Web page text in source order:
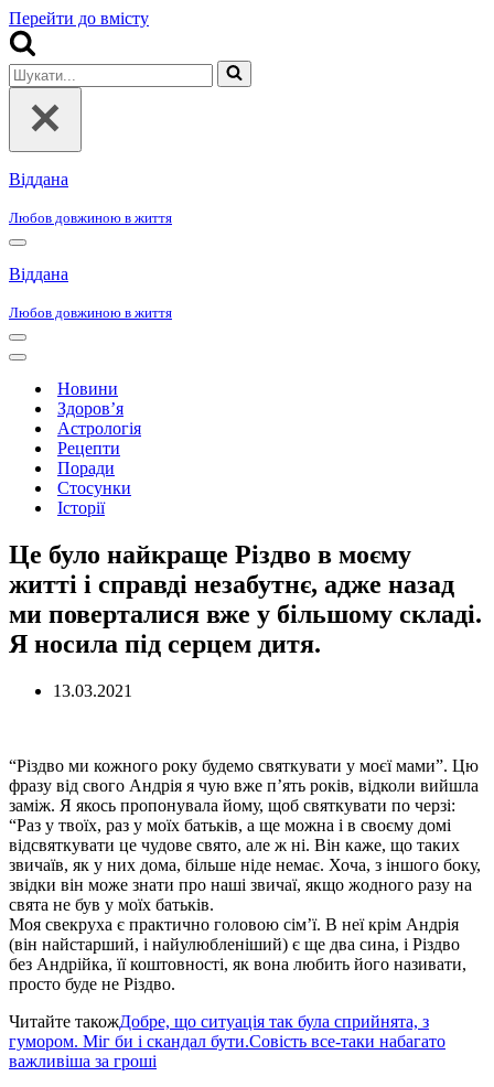
Перейти до вмісту
Шукати...
Віддана
Любов довжиною в життя
Меню
навігації
Віддана
Любов довжиною в життя
Меню
навігації
Меню
навігаціїНовини
Здоров’я
Астрологія
Рецепти
Поради
Стосунки
Історії
Це було найкраще Різдво в моєму
житті і справді незабутнє, адже назад
ми поверталися вже у більшому складі.
Я носила під серцем дитя.
13.03.2021
“Різдво ми кожного року будемо святкувати у моєї мами”. Цю
фразу від свого Андрія я чую вже п’ять років, відколи вийшла
заміж. Я якось пропонувала йому, щоб святкувати по черзі:
“Раз у твоїх, раз у моїх батьків, а ще можна і в своєму домі
відсвяткувати це чудове cвято, але ж ні. Він каже, що таких
звичаїв, як у них дома, більше ніде немає. Хоча, з іншого боку,
звідки він може знати про наші звичаї, якщо жодного разу на
свята не був у моїх батьків.
Моя свекруха є практично головою сім’ї. В неї крім Андрія
(він найстарший, і найулюбленіший) є ще два сина, і Різдво
без Андрійка, її коштовності, як вона любить його називати,
просто буде не Різдво.
Читайте такожДобре, що ситуація так була сприйнята, з
гумором. Міг би і скандал бути.Совість все-таки набагато
важливіша за гроші